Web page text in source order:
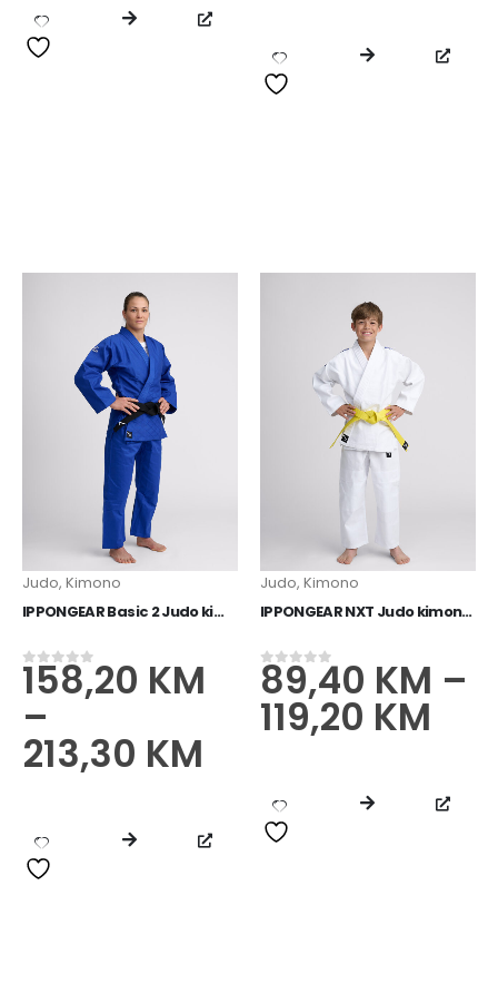
Judo, Kimono
IPPONGEAR Basic 2 Judo kimono plavi
0 od 5
158,20 KM
–
213,30 KM
Judo, Kimono
IPPONGEAR NXT Judo kimono plavi
0od 5
89,40 KM –
119,20 KM